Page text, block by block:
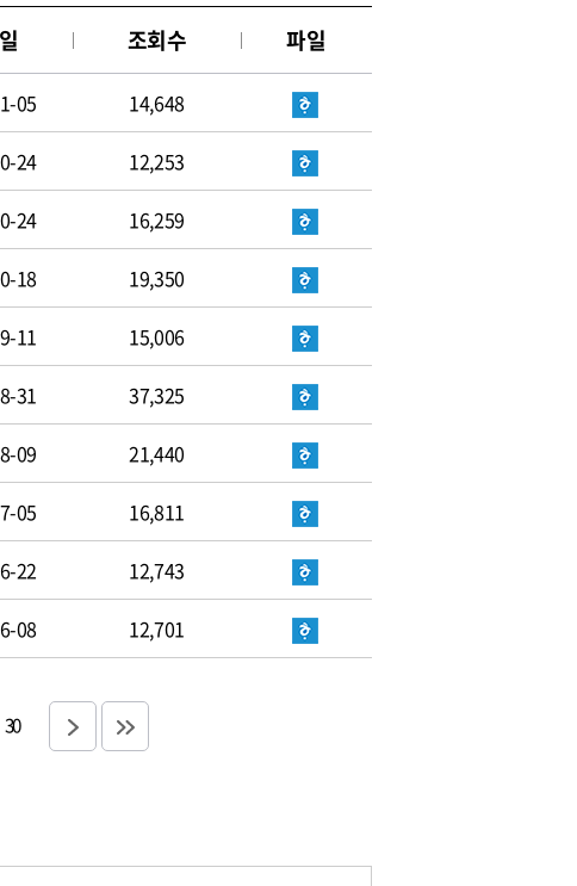
조회수 파일
05 14,648
24 12,253
24 16,259
18 19,350
11 15,006
31 37,325
09 21,440
05 16,811
22 12,743
08 12,701
30